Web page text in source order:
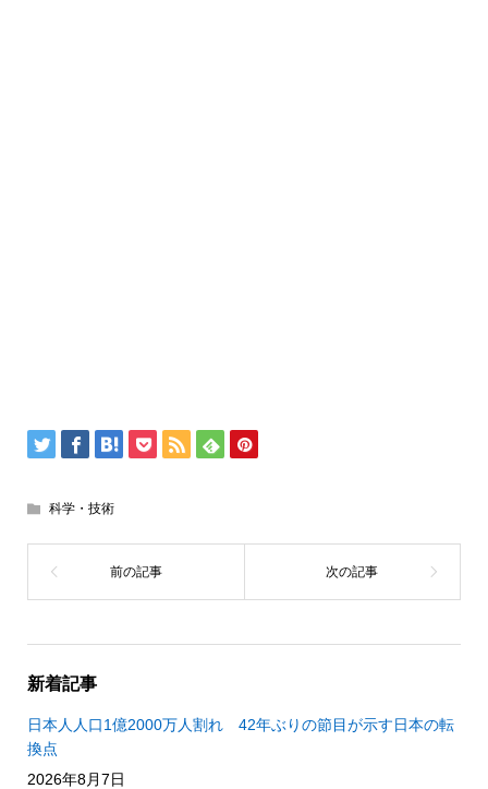
科学・技術
新着記事
日本人人口1億2000万人割れ 42年ぶりの節目が示す日本の転
換点
2026年8月7日